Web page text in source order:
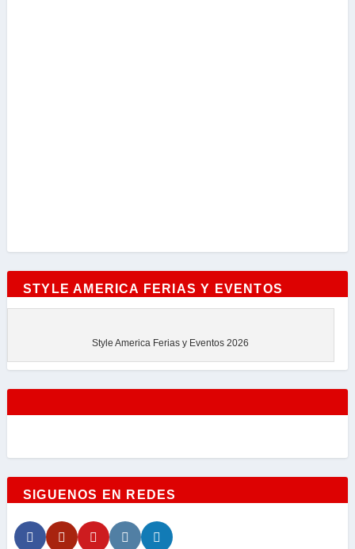
STYLE AMERICA FERIAS Y EVENTOS
Style America Ferias y Eventos 2026
SIGUENOS EN REDES